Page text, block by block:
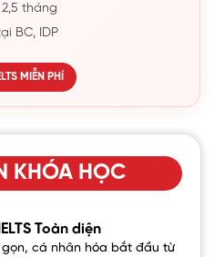
tháng
BC, IDP
MIỄN PHÍ
KHÓA HỌC
Toàn diện
gọn, cá nhân hóa bắt đầu từ